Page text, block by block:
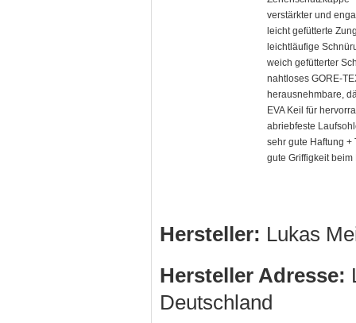
verstärkter und
leicht gefütterte
leichtläufige
weich gefütterter
nahtloses GORE-
herausnehmbare,
EVA Keil für
abriebfeste
sehr gute Haftung
gute Griffigkeit
Hersteller: Lukas
Hersteller Adresse:
Deutschland